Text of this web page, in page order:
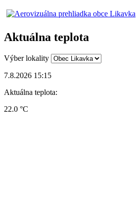
Aktuálna teplota
Výber lokality
7.8.2026 15:15
Aktuálna teplota:
22.0 °C